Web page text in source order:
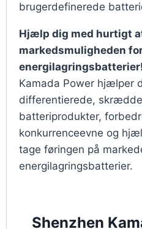
brugerdefinerede
Hjælp dig med hurtigt
markedsmuligheden
energilagringsbatterier!
Kamada Power hjælper
differentierede,
batteriprodukter,
konkurrenceevne og
tage føringen på
energilagringsbatterier.
Shenzhen